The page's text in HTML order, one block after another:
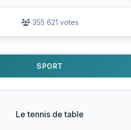
355 621 votes
SPORT
Le tennis de table